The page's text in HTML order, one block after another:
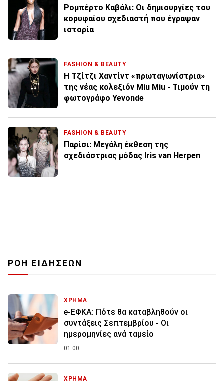
Ρομπέρτο Καβάλι: Οι δημιουργίες του
κορυφαίου σχεδιαστή που έγραψαν
ιστορία
FASHION & BEAUTY
Η Τζίτζι Χαντίντ «πρωταγωνίστρια»
της νέας κολεξιόν Miu Miu - Τιμούν τη
φωτογράφο Yevonde
FASHION & BEAUTY
Παρίσι: Μεγάλη έκθεση της
σχεδιάστριας μόδας Iris van Herpen
ΡΟΗ ΕΙΔΗΣΕΩΝ
ΧΡΗΜΑ
e-ΕΦΚΑ: Πότε θα καταβληθούν οι
συντάξεις Σεπτεμβρίου - Οι
ημερομηνίες ανά ταμείο
01:00
ΧΡΗΜΑ